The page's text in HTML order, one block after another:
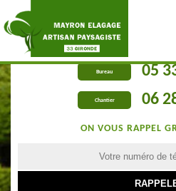
Bureau 05
Chantier 06
ON VOUS RAPPEL